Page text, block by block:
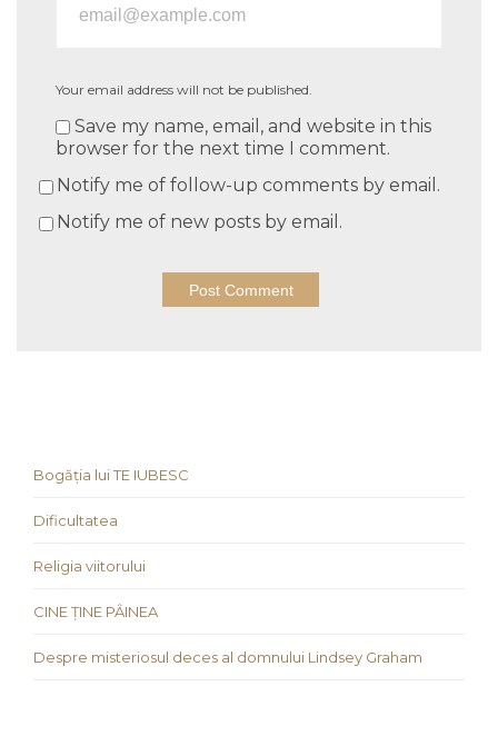
Your email address will not be published.
Save my name, email, and website in this
browser for the next time I comment.
Notify me of follow-up comments by email.
Notify me of new posts by email.
Bogăția lui TE IUBESC
Dificultatea
Religia viitorului
CINE ȚINE PÂINEA
Despre misteriosul deces al domnului Lindsey Graham